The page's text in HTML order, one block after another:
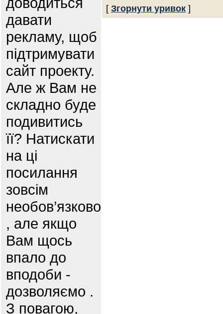
давати
рекламу, щоб
підтримувати
сайт проекту.
Але ж Вам не
складно буде
подивитись
її? Натискати
на ці
посилання
зовсім
необов’язково
, але якщо
Вам щось
впало до
вподоби -
дозволяємо .
З повагою,
[ Згорнути уривок ]